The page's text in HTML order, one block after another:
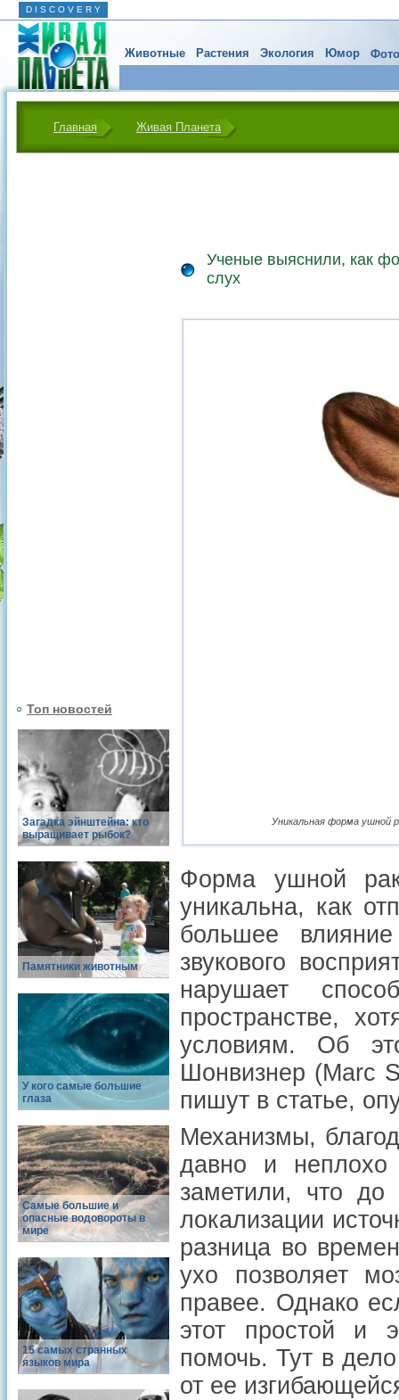
D I S C O V E R Y
Животные Растения Экология Юмор
Главная Живая Планета
Топ новостей
Загадка эйнштейна: кто
выращивает рыбок?
Памятники животным
У кого самые большие
глаза
Самые большие и
опасные водовороты в
мире
15 самых странных
языков мира
Ученые выяснили, как
слух
Уникальная форма ушной
Форма ушной
уникальна, как
большее
звукового
нарушает
пространстве,
условиям. Об
Шонвизнер (Marc
пишут в статье,
Механизмы,
давно и неплохо
заметили, что
локализации
разница во
ухо позволяет
правее. Однако
этот простой и
помочь. Тут в
от ее